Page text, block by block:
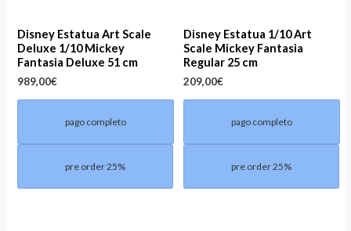
Disney Estatua Art Scale
Deluxe 1/10 Mickey
Fantasia Deluxe 51 cm
989,00€
pago completo
pre order 25%
Disney Estatua 1/10 Art
Scale Mickey Fantasia
Regular 25 cm
209,00€
pago completo
pre order 25%